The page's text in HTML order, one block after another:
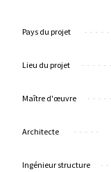
Pays du projet
Lieu du projet
Maître d'œuvre
Architecte
Ingénieur structure